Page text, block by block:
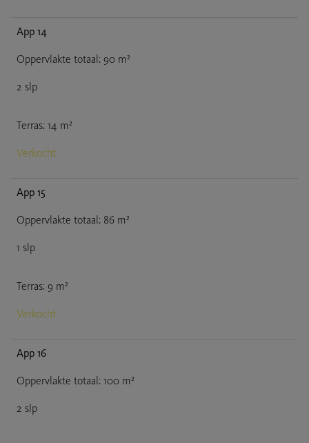
App 14
Oppervlakte totaal : 90 m²
2 slp
Terras: 14 m²
Verkocht
App 15
Oppervlakte totaal : 86 m²
1 slp
Terras: 9 m²
Verkocht
App 16
Oppervlakte totaal : 100 m²
2 slp